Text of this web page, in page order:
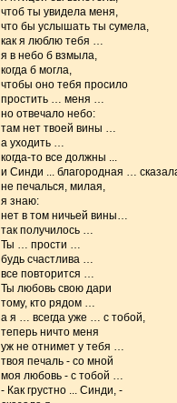
чтоб ты увидела меня,
что бы услышать ты сумела,
как я люблю тебя …
я в небо б взмыла,
когда б могла,
чтобы оно тебя просило
простить … меня …
но отвечало небо:
там нет твоей вины …
а уходить …
когда-то все должны ...
и Синди ... благородная …
не печалься, милая,
я знаю:
нет в том ничьей вины…
так получилось …
Ты … прости …
будь счастлива …
все повторится …
Ты любовь свою дари
тому, кто рядом …
а я … всегда уже … с тобой,
теперь ничто меня
уж не отнимет у тебя …
твоя печаль - со мной
моя любовь - с тобой …
- Как грустно ... Синди, -